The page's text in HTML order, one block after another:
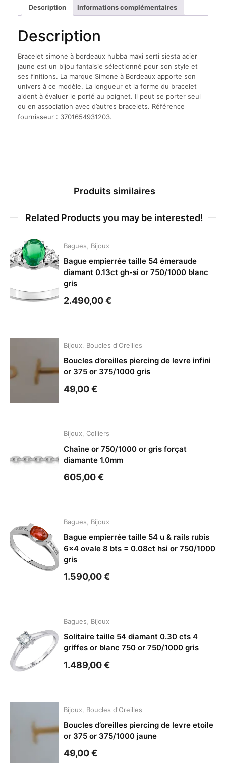
maxi
serti
acier
Description Informations complémentaires
Description
Bracelet simone à bordeaux hubba maxi serti siesta acier
jaune est un bijou fantaisie sélectionné pour son style et
ses finitions. La marque Simone à Bordeaux apporte son
univers à ce modèle. La longueur et la forme du bracelet
aident à évaluer le porté au poignet. Il peut se porter seul
ou en association avec d’autres bracelets. Référence
fournisseur : 3701654931203.
Produits similaires
Related Products you may be interested!
Bagues Bijoux
Bague empierrée taille 54 émeraude
diamant 0.13ct gh-si or 750/1000 blanc
gris
2.490,00€
Bijoux Boucles d'Oreilles
Boucles d’oreilles piercing de levre infini
or 375 or 375/1000 gris
49,00€
Bijoux Colliers
Chaîne or 750/1000 or gris forçat
diamante 1.0mm
605,00€
Bagues Bijoux
Bague empierrée taille 54 u & rails rubis
6×4 ovale 8 bts = 0.08ct hsi or 750/1000
gris
1.590,00€
Bagues Bijoux
Solitaire taille 54 diamant 0.30 cts 4
griffes or blanc 750 or 750/1000 gris
1.489,00€
Bijoux Boucles d'Oreilles
Boucles d’oreilles piercing de levre etoile
or 375 or 375/1000 jaune
49,00€